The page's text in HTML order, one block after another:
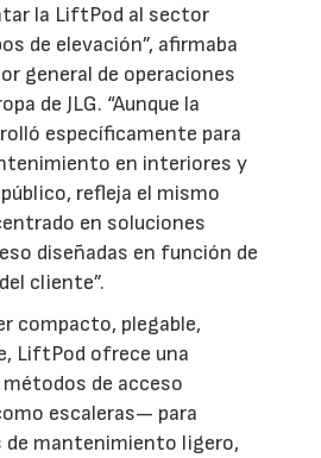
la LiftPod al sector
de elevación”, afirmaba
general de operaciones
de JLG. “Aunque la
específicamente para
en interiores y
refleja el mismo
en soluciones
diseñadas en función de
cliente”.
compacto, plegable,
LiftPod ofrece una
de acceso
escaleras— para
de mantenimiento ligero,